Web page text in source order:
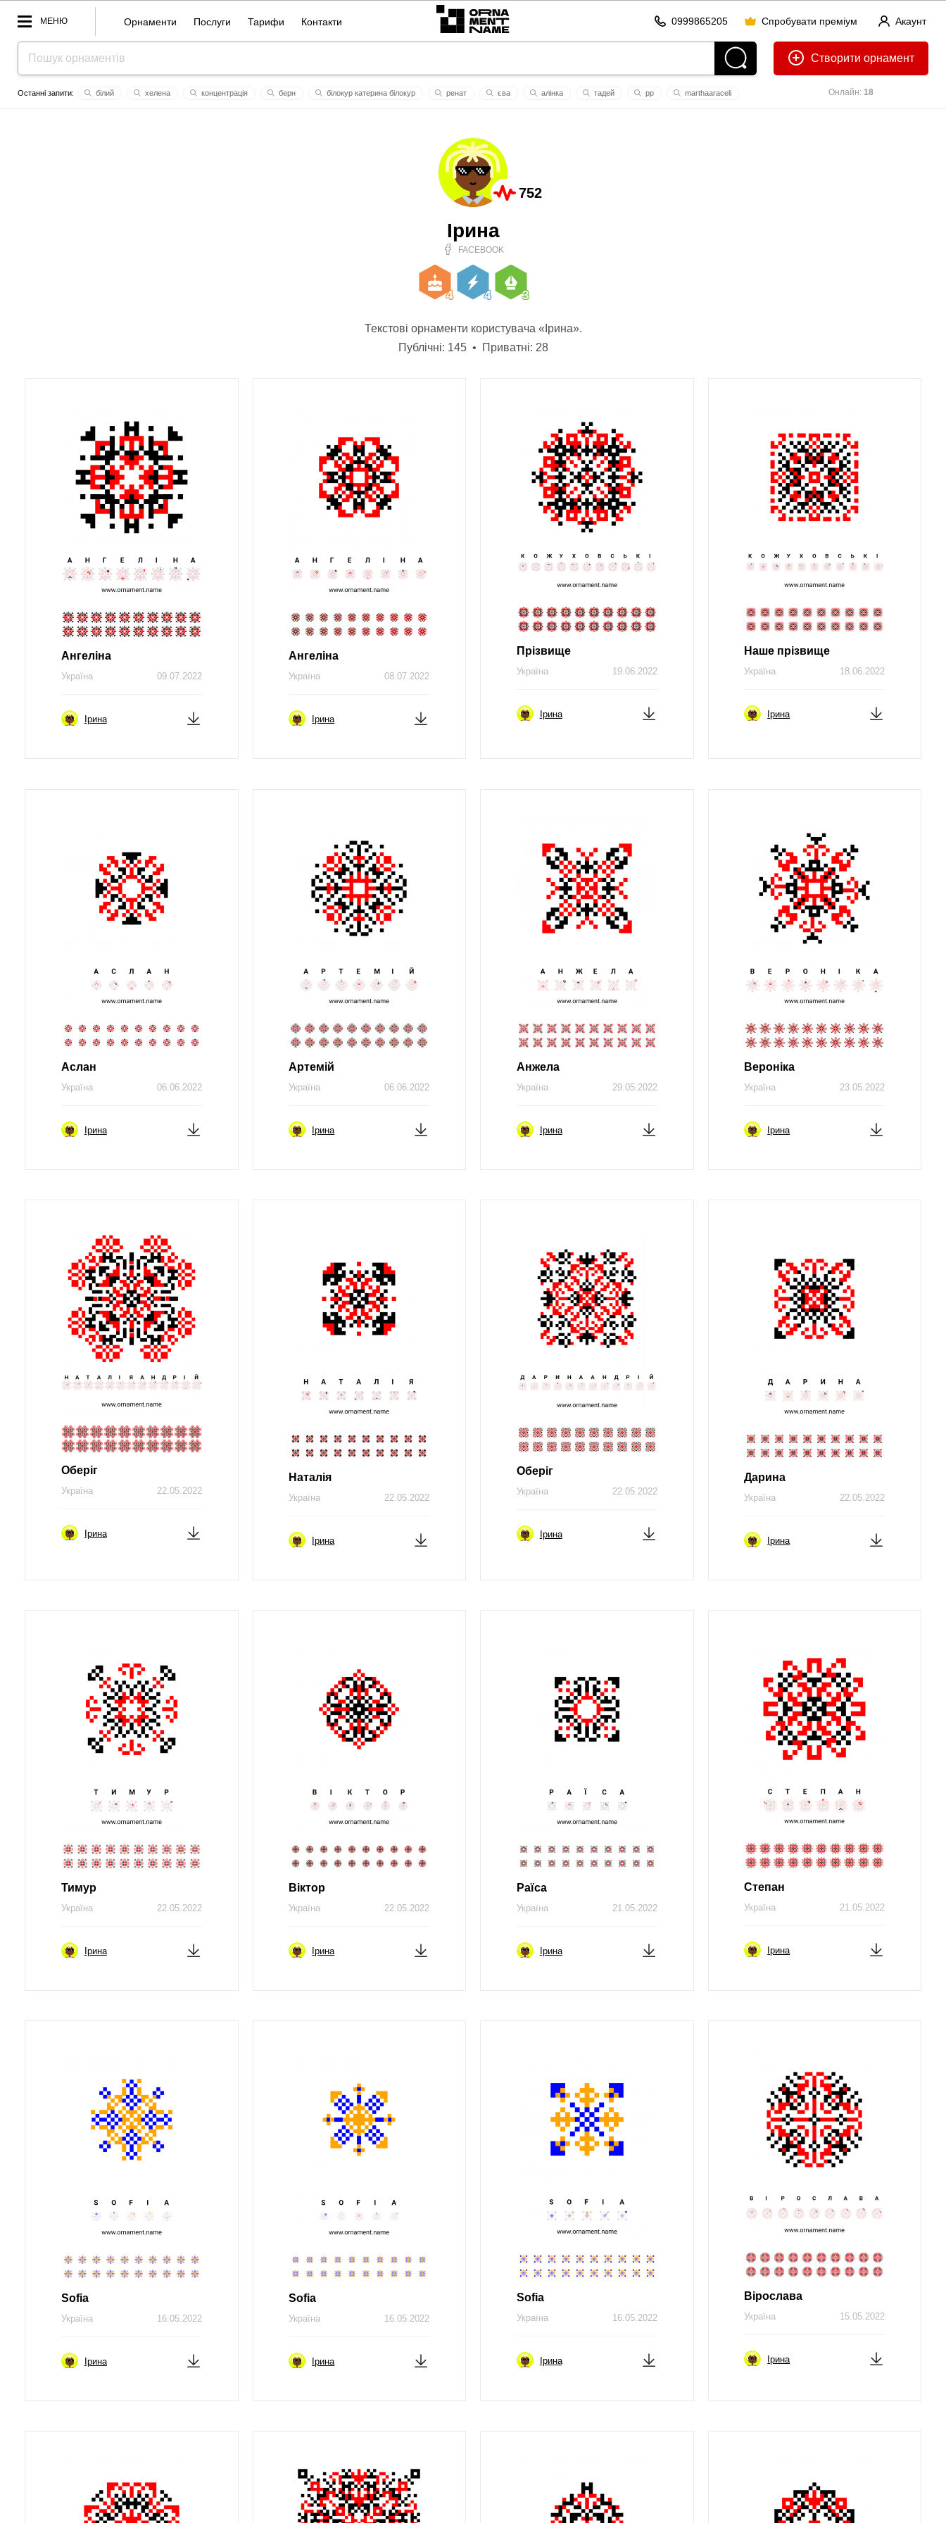
МЕНЮ Орнаменти Послуги Тарифи Контакти Акаунт
0999865205 Спробувати преміум
Створити
Онлайн: 18
білий хелена концентрація берн білокур катерина білокур ренат єва алінка тaдей рр
marthaaracеli
752
Ірина
FACEBOOK
4 4 3
Текстові орнаменти користувача «Ірина».
Публічні: 145 • Приватні: 28
Ангеліна
09.07.2022
Україна
Ірина
Ангеліна
08.07.2022
Україна
Ірина
Прізвище
19.06.2022
Україна
Ірина
Наше прізвище
18.06.2022
Україна
Ірина
Аслан
06.06.2022
Україна
Ірина
Артемій
06.06.2022
Україна
Ірина
Анжела
29.05.2022
Україна
Ірина
Вероніка
23.05.2022
Україна
Ірина
Оберіг
22.05.2022
Україна
Ірина
Наталія
22.05.2022
Україна
Ірина
Оберіг
22.05.2022
Україна
Ірина
Дарина
22.05.2022
Україна
Ірина
Тимур
22.05.2022
Україна
Ірина
Віктор
22.05.2022
Україна
Ірина
Раїса
21.05.2022
Україна
Ірина
Степан
21.05.2022
Україна
Ірина
Sofia
16.05.2022
Україна
Ірина
Sofia
16.05.2022
Україна
Ірина
Sofia
16.05.2022
Україна
Ірина
Вірослава
15.05.2022
Україна
Ірина